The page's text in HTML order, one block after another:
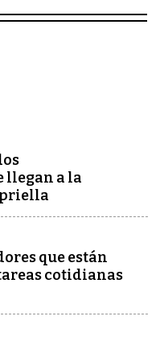
llegan a la
que están
cotidianas